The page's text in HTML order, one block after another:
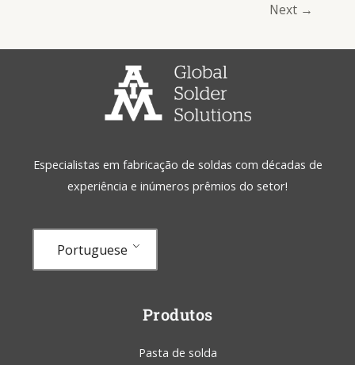
Next →
Especialistas em fabricação de soldas com décadas de
experiência e inúmeros prêmios do setor!
Portuguese
Produtos
Pasta de solda